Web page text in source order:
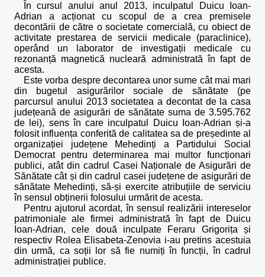
În cursul anului anul 2013, inculpatul Duicu Ioan-
Adrian a acționat cu scopul de a crea premisele
decontării de către o societate comercială, cu obiect de
activitate prestarea de servicii medicale (paraclinice),
operând un laborator de investigații medicale cu
rezonanță magnetică nucleară administrată în fapt de
acesta.
Este vorba despre decontarea unor sume cât mai mari
din bugetul asigurărilor sociale de sănătate (pe
parcursul anului 2013 societatea a decontat de la casa
județeană de asigurări de sănătate suma de 3.595.762
de lei), sens în care inculpatul Duicu Ioan-Adrian și-a
folosit influența conferită de calitatea sa de președinte al
organizației județene Mehedinți a Partidului Social
Democrat pentru determinarea mai multor funcționari
publici, atât din cadrul Casei Naționale de Asigurări de
Sănătate cât și din cadrul casei județene de asigurări de
sănătate Mehedinți, să-și exercite atribuțiile de serviciu
în sensul obținerii folosului urmărit de acesta.
Pentru ajutorul acordat, în sensul realizării intereselor
patrimoniale ale firmei administrată în fapt de Duicu
Ioan-Adrian, cele două inculpate Feraru Grigorița și
respectiv Rolea Elisabeta-Zenovia i-au pretins acestuia
din urmă, ca soții lor să fie numiți în funcții, în cadrul
administrației publice.